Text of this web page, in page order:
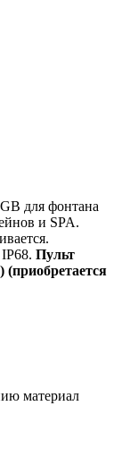
для фонтана
и SPA.
Пульт
материал